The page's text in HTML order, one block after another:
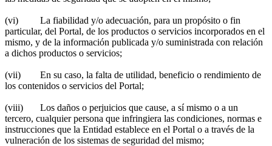
(vi) La fiabilidad y/o adecuación, para un propósito o fin
particular, del Portal, de los productos o servicios incorporados en el
mismo, y de la información publicada y/o suministrada con relación
a dichos productos o servicios;
(vii) En su caso, la falta de utilidad, beneficio o rendimiento de
los contenidos o servicios del Portal;
(viii) Los daños o perjuicios que cause, a sí mismo o a un
tercero, cualquier persona que infringiera las condiciones, normas e
instrucciones que la Entidad establece en el Portal o a través de la
vulneración de los sistemas de seguridad del mismo;